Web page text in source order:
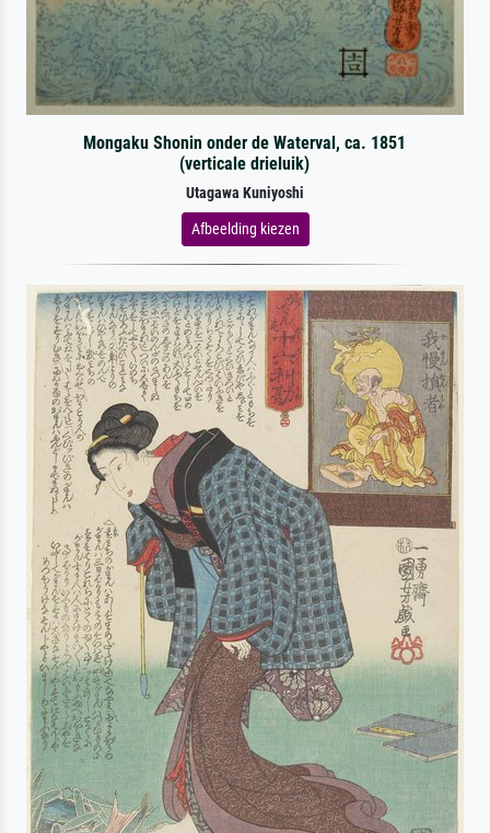
Mongaku Shonin onder de Waterval, ca. 1851
(verticale drieluik)
Utagawa Kuniyoshi
Afbeelding kiezen